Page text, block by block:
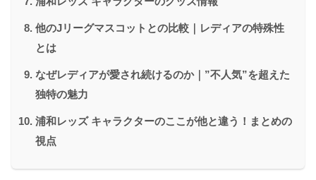
他のJリーグマスコットとの比較｜レディアの特殊性
とは
なぜレディアが愛され続けるのか｜”不人気”を超えた
独特の魅力
浦和レッズ キャラクターのここが他と違う！まとめの
視点